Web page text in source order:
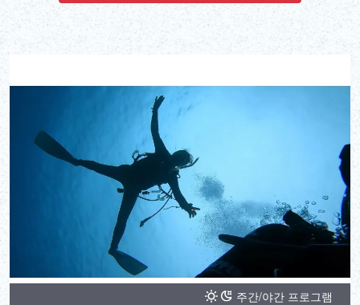
주간/야간 프로그램